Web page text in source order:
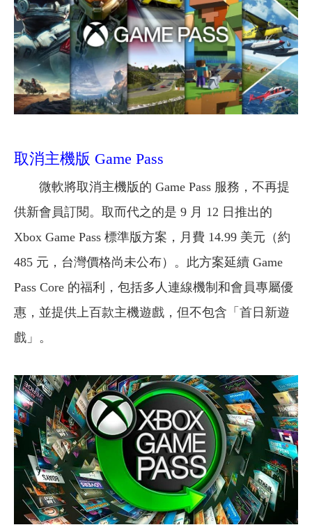
取消主機版 Game Pass
微軟將取消主機版的 Game Pass 服務，不再提
供新會員訂閱。取而代之的是 9 月 12 日推出的
Xbox Game Pass 標準版方案，月費 14.99 美元（約
485 元，台灣價格尚未公布）。此方案延續 Game
Pass Core 的福利，包括多人連線機制和會員專屬優
惠，並提供上百款主機遊戲，但不包含「首日新遊
戲」。